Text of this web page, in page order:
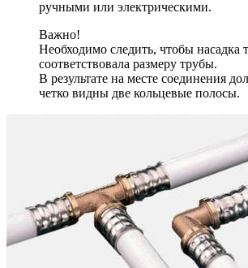
ручными или электрическими.
Важно!
Необходимо следить, чтобы насадка
соответствовала размеру трубы.
В результате на месте соединения
четко видны две кольцевые полосы.